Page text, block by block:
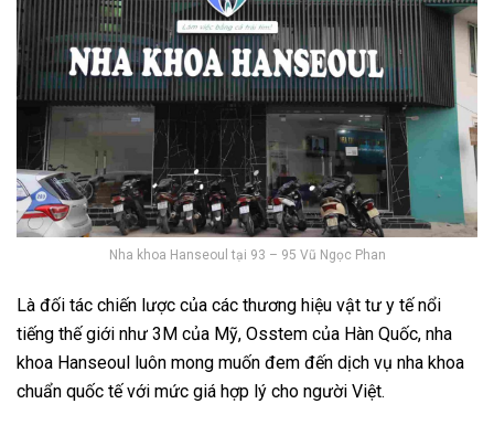
Nha khoa Hanseoul tại 93 – 95 Vũ Ngọc Phan
Là đối tác chiến lược của các thương hiệu vật tư y tế nổi
tiếng thế giới như 3M của Mỹ, Osstem của Hàn Quốc, nha
khoa Hanseoul luôn mong muốn đem đến dịch vụ nha khoa
chuẩn quốc tế với mức giá hợp lý cho người Việt.